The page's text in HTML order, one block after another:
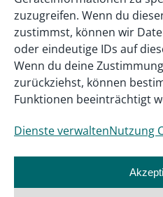
zuzugreifen. Wenn du
zustimmst, können wir
oder eindeutige IDs auf
Wenn du deine
zurückziehst, können
Funktionen beeinträchtigt
Dienste verwaltenNutzung
freies Bild oder einen
Sinne des
Sollten Sie noch
Haftung haben,
uns wenden.
Förderhinweis